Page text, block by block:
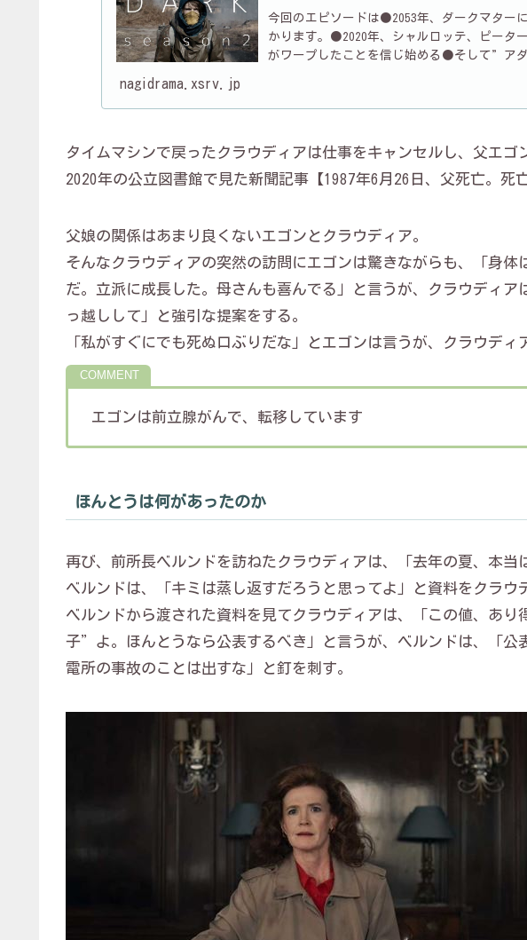
今回のエピソードは●2053年、ダークマター
かります。●2020年、シャルロッテ、ピータ
がワープしたことを信じ始める●そして”ア
nagidrama.xsrv.jp
タイムマシンで戻ったクラウディアは仕事をキャンセルし、父エゴ
2020年の公立図書館で見た新聞記事【1987年6月26日、父死亡。死
父娘の関係はあまり良くないエゴンとクラウディア。
そんなクラウディアの突然の訪問にエゴンは驚きながらも、「身体
だ。立派に成長した。母さんも喜んでる」と言うが、クラウディア
っ越しして」と強引な提案をする。
「私がすぐにでも死ぬ口ぶりだな」とエゴンは言うが、クラウディ
エゴンは前立腺がんで、転移しています
ほんとうは何があったのか
再び、前所長ベルンドを訪ねたクラウディアは、「去年の夏、本当
ベルンドは、「キミは蒸し返すだろうと思ってよ」と資料をクラウ
ベルンドから渡された資料を見てクラウディアは、「この値、あ
子”よ。ほんとうなら公表するべき」と言うが、ベルンドは、「公
電所の事故のことは出すな」と釘を刺す。